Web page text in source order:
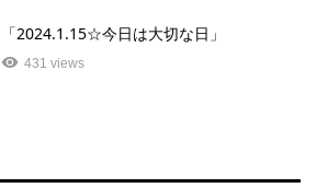
「2024.1.15☆今日は大切な日」
431 views